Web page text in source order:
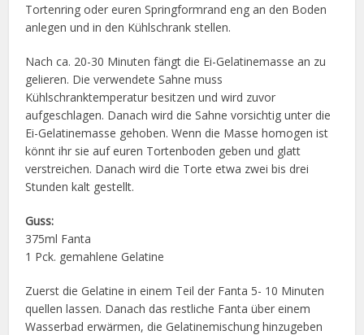
Tortenring oder euren Springformrand eng an den Boden
anlegen und in den Kühlschrank stellen.
Nach ca. 20-30 Minuten fängt die Ei-Gelatinemasse an zu
gelieren. Die verwendete Sahne muss
Kühlschranktemperatur besitzen und wird zuvor
aufgeschlagen. Danach wird die Sahne vorsichtig unter die
Ei-Gelatinemasse gehoben. Wenn die Masse homogen ist
könnt ihr sie auf euren Tortenboden geben und glatt
verstreichen. Danach wird die Torte etwa zwei bis drei
Stunden kalt gestellt.
Guss:
375ml Fanta
1 Pck. gemahlene Gelatine
Zuerst die Gelatine in einem Teil der Fanta 5- 10 Minuten
quellen lassen. Danach das restliche Fanta über einem
Wasserbad erwärmen, die Gelatinemischung hinzugeben